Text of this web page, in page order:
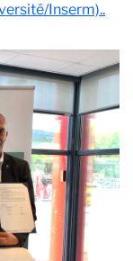
Inserm)..